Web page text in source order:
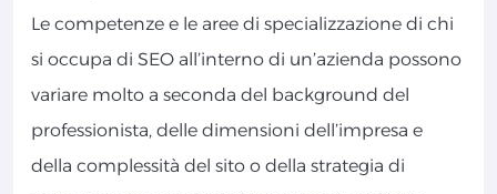
Le competenze e le aree di specializzazione di chi
si occupa di SEO all’interno di un’azienda possono
variare molto a seconda del background del
professionista, delle dimensioni dell’impresa e
della complessità del sito o della strategia di